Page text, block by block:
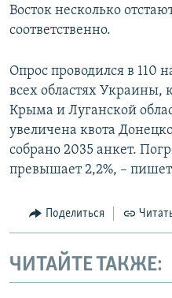
Восток несколько
соответственно.
Опрос проводился в 110
всех областях Украины,
Крыма и Луганской
увеличена квота
собрано 2035 анкет.
превышает 2,2%, –
Поделиться
ЧИТАЙТЕ ТАКЖЕ: